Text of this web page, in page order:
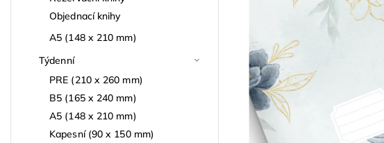
Objednací knihy
A5 (148 x 210 mm)
Týdenní
PRE (210 x 260 mm)
B5 (165 x 240 mm)
A5 (148 x 210 mm)
Kapesní (90 x 150 mm)